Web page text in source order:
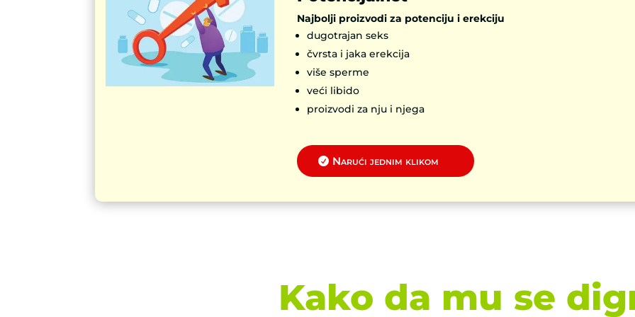
Najbolji proizvodi za potenciju i erekciju
dugotrajan seks
čvrsta i jaka erekcija
više sperme
veći libido
proizvodi za nju i njega
Narući jednim klikom
Kako da mu se